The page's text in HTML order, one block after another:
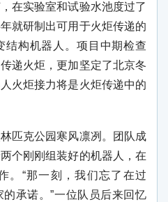
在实验室和试验水池度过了
就研制出可用于火炬传递的
结构机器人。项目中期检查
递火炬，更加坚定了北京冬
火炬接力将是火炬传递中的
匹克公园寒风凛冽。团队成
个刚刚组装好的机器人，在
。“那一刻，我们忘了在过
承诺。”一位队员后来回忆